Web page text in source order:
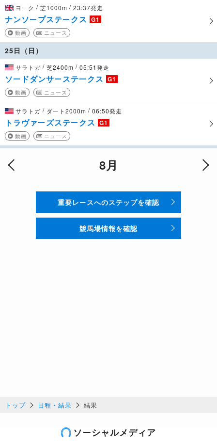
ヨーク / 芝1000m / 23:37発走
ナンソープステークス G1
動画 ニュース
25日（日）
サラトガ / 芝2400m / 05:51発走
ソードダンサーステークス G1
動画 ニュース
サラトガ / ダート2000m / 06:50発走
トラヴァーズステークス G1
動画 ニュース
8月
重要レースへのステップを確認
競馬場情報を確認
トップ 日程・結果 結果
ソーシャルメディア